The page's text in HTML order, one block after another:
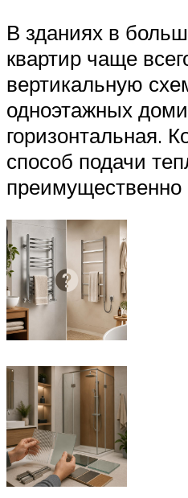
В зданиях в
квартир чаще
вертикальную
одноэтажных
горизонтальная.
способ подачи
преимущественно